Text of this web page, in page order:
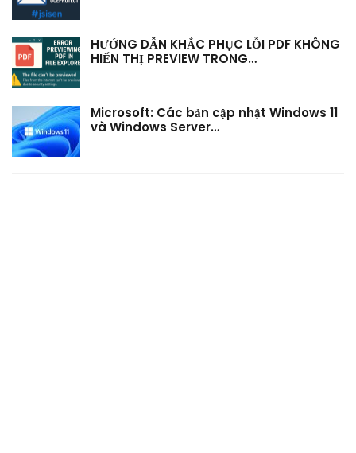
HƯỚNG DẪN KHẮC PHỤC LỖI PDF KHÔNG
HIỂN THỊ PREVIEW TRONG…
Microsoft: Các bản cập nhật Windows 11
và Windows Server…